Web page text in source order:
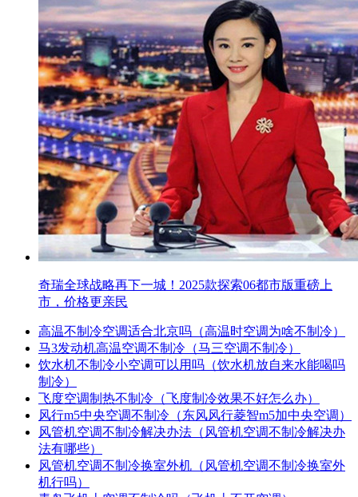
奇瑞全球战略再下一城！2025款探索06都市版重磅上
市，价格更亲民
高温不制冷空调适合北京吗（高温时空调为啥不制冷）
马3发动机高温空调不制冷（马三空调不制冷）
饮水机不制冷小空调可以用吗（饮水机放自来水能喝吗
制冷）
飞度空调制热不制冷（飞度制冷效果不好怎么办）
风行m5中央空调不制冷（东风风行菱智m5加中央空调）
风管机空调不制冷解决办法（风管机空调不制冷解决办
法有哪些）
风管机空调不制冷换室外机（风管机空调不制冷换室外
机行吗）